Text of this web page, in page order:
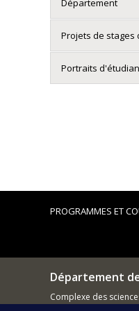
Département
Projets de stages
Portraits
PROGRAMMES ET
Département
Complexe des